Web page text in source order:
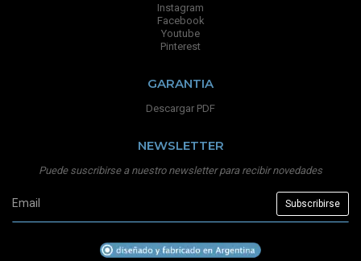
Instagram
Facebook
Youtube
Pinterest
GARANTIA
Descargar PDF
NEWSLETTER
Puede suscribirse a nuestro newsletter para recibir novedades